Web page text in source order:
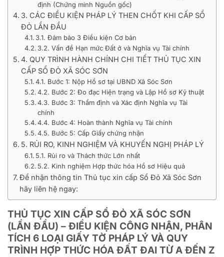
định (Chứng minh Nguồn gốc)
3. CÁC ĐIỀU KIỆN PHÁP LÝ THEN CHỐT KHI CẤP SỔ
ĐỎ LẦN ĐẦU
3.1. Đảm bảo 3 Điều kiện Cơ bản
3.2. Vấn đề Hạn mức Đất ở và Nghĩa vụ Tài chính
4. QUY TRÌNH HÀNH CHÍNH CHI TIẾT THỦ TỤC XIN
CẤP SỔ ĐỎ XÃ SÓC SƠN
4.1. Bước 1: Nộp Hồ sơ tại UBND Xã Sóc Sơn
4.2. Bước 2: Đo đạc Hiện trạng và Lập Hồ sơ Kỹ thuật
4.3. Bước 3: Thẩm định và Xác định Nghĩa vụ Tài
chính
4.4. Bước 4: Hoàn thành Nghĩa vụ Tài chính
4.5. Bước 5: Cấp Giấy chứng nhận
5. RỦI RO, KINH NGHIỆM VÀ KHUYẾN NGHỊ PHÁP LÝ
5.1. Rủi ro và Thách thức Lớn nhất
5.2. Kinh nghiệm Hợp thức hóa Hồ sơ Hiệu quả
Để nhận thông tin Thủ tục xin cấp Sổ Đỏ Xã Sóc Sơn
hãy liên hệ ngay:
THỦ TỤC XIN CẤP SỔ ĐỎ XÃ SÓC SƠN
(LẦN ĐẦU) – ĐIỀU KIỆN CÔNG NHẬN, PHÂN
TÍCH 6 LOẠI GIẤY TỜ PHÁP LÝ VÀ QUY
TRÌNH HỢP THỨC HÓA ĐẤT ĐAI TỪ A ĐẾN Z